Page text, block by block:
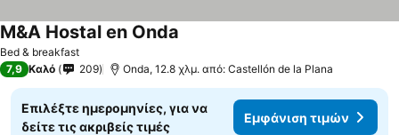
Bed & breakfast
M&A Hostal en Onda
7,9 Καλό 209 Onda, 12.8 χλμ. από: Castellón de la Plana
Επιλέξτε ημερομηνίες, για να
δείτε τις ακριβείς τιμές
Εμφάνιση τιμών